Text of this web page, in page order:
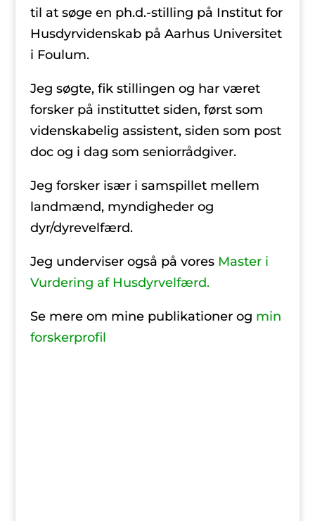
til at søge en ph.d.-stilling på Institut for
Husdyrvidenskab på Aarhus Universitet
i Foulum.
Jeg søgte, fik stillingen og har været
forsker på instituttet siden, først som
videnskabelig assistent, siden som post
doc og i dag som seniorrådgiver.
Jeg forsker især i samspillet mellem
landmænd, myndigheder og
dyr/dyrevelfærd.
Jeg underviser også på vores Master i
Vurdering af Husdyrvelfærd.
Se mere om mine publikationer og min
forskerprofil